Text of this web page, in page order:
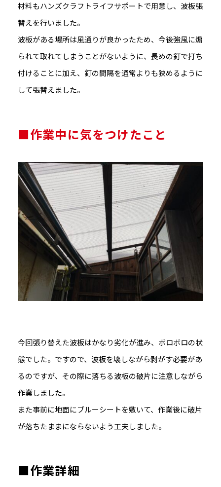
材料もハンズクラフトライフサポートで用意し、波板張
替えを行いました。
波板がある場所は風通りが良かったため、今後強風に煽
られて取れてしまうことがないように、長めの釘で打ち
付けることに加え、釘の間隔を通常よりも狭めるように
して張替えました。
■作業中に気をつけたこと
今回張り替えた波板はかなり劣化が進み、ボロボロの状
態でした。ですので、波板を壊しながら剥がす必要があ
るのですが、その際に落ちる波板の破片に注意しながら
作業しました。
また事前に地面にブルーシートを敷いて、作業後に破片
が落ちたままにならないよう工夫しました。
■作業詳細